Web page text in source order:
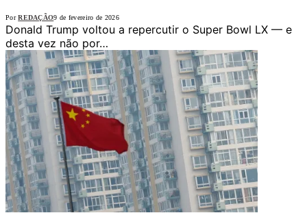
Por REDAÇÃO9 de fevereiro de 2026
Donald Trump voltou a repercutir o Super Bowl LX — e
desta vez não por…